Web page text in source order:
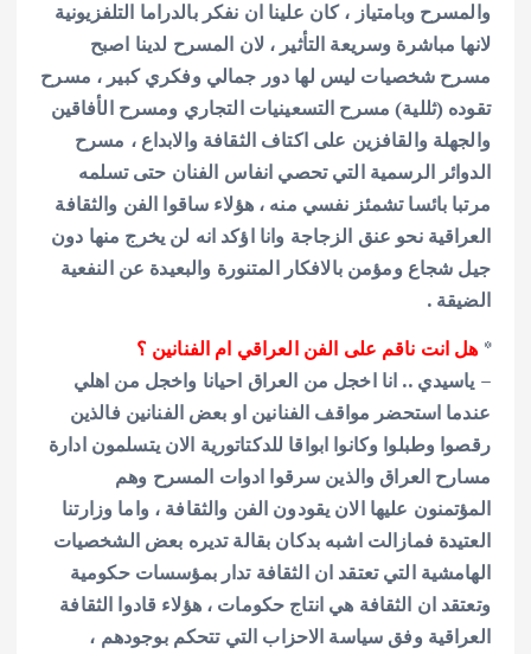
والمسرح وبامتياز ، كان علينا ان نفكر بالدراما التلفزيونية
لانها مباشرة وسريعة التأثير ، لان المسرح لدينا اصبح
مسرح شخصيات ليس لها دور جمالي وفكري كبير ، مسرح
تقوده (ثللية) مسرح التسعينيات التجاري ومسرح الأفاقين
والجهلة والقافزين على اكتاف الثقافة والابداع ، مسرح
الدوائر الرسمية التي تحصي انفاس الفنان حتى تسلمه
مرتبا بائسا تشمئز نفسي منه ، هؤلاء ساقوا الفن والثقافة
العراقية نحو عنق الزجاجة وانا اؤكد انه لن يخرج منها دون
جيل شجاع ومؤمن بالافكار المتنورة والبعيدة عن النفعية
الضيقة .
* هل انت ناقم على الفن العراقي ام الفنانين ؟
– ياسيدي .. انا اخجل من العراق احيانا واخجل من اهلي
عندما استحضر مواقف الفنانين او بعض الفنانين فالذين
رقصوا وطبلوا وكانوا ابواقا للدكتاتورية الان يتسلمون ادارة
مسارح العراق والذين سرقوا ادوات المسرح وهم
المؤتمنون عليها الان يقودون الفن والثقافة ، واما وزارتنا
العتيدة فمازالت اشبه بدكان بقالة تديره بعض الشخصيات
الهامشية التي تعتقد ان الثقافة تدار بمؤسسات حكومية
وتعتقد ان الثقافة هي انتاج حكومات ، هؤلاء قادوا الثقافة
العراقية وفق سياسة الاحزاب التي تتحكم بوجودهم ،